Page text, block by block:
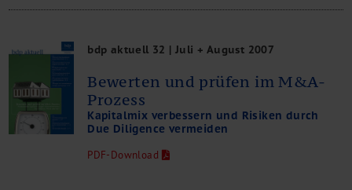
bdp aktuell 32 | Juli + August 2007
Bewerten und prüfen im M&A-
Prozess
Kapitalmix verbessern und Risiken durch
Due Diligence vermeiden
PDF-Download